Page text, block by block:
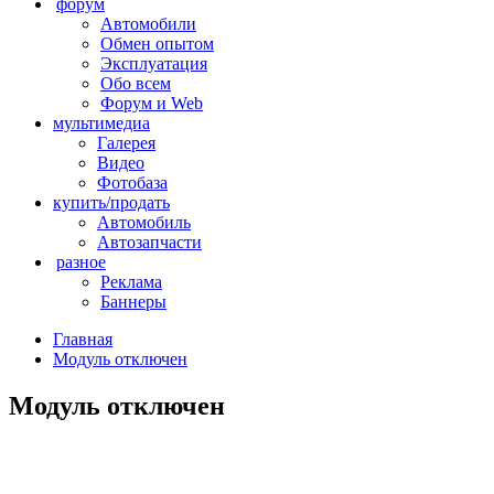
Автомобили
Обмен опытом
Эксплуатация
Обо всем
Форум и Web
мультимедиа
Галерея
Видео
Фотобаза
купить/продать
Автомобиль
Автозапчасти
разное
Реклама
Баннеры
Главная
Модуль отключен
Модуль отключен